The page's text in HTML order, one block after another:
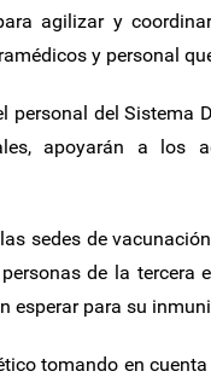
agilizar y
y personal
personal del Sistema
apoyarán a los
sedes de
de la tercera
esperar para su
tomando en